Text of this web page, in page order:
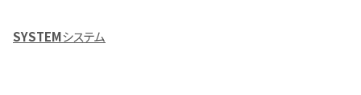
SYSTEMシステム